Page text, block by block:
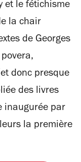
et le fétichisme
la chair
de Georges
donc presque
des livres
inaugurée par
la première